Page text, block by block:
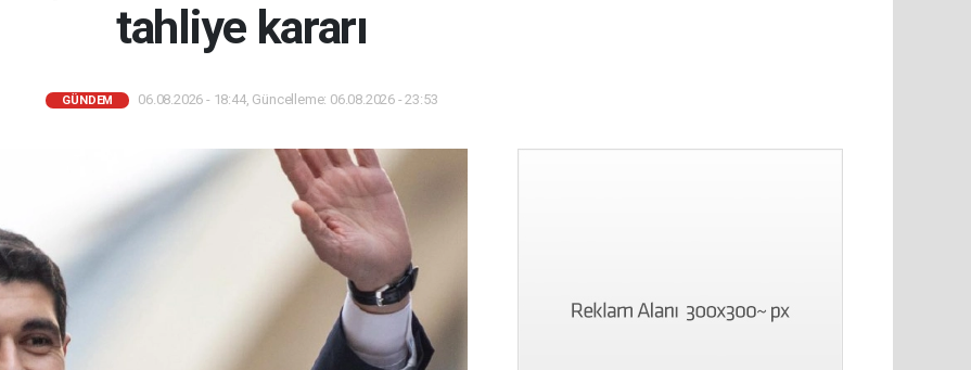
tahliye kararı
GÜNDEM 06.08.2026 - 18:44, Güncelleme: 06.08.2026 - 23:53